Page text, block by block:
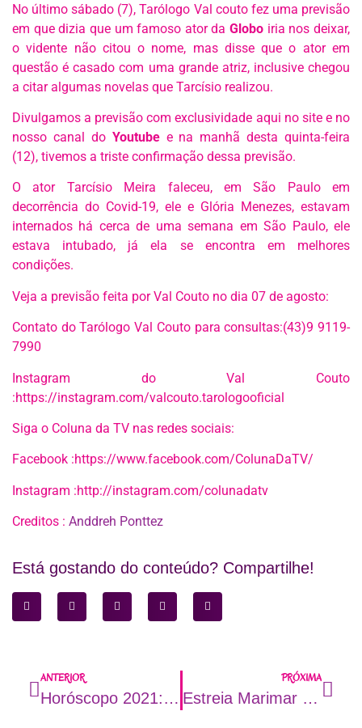
No último sábado (7), Tarólogo Val couto fez uma previsão
em que dizia que um famoso ator daGlobo iria nos deixar,
o vidente não citou o nome, mas disse que o ator em
questão é casado com uma grande atriz, inclusive chegou
a citar algumas novelas que Tarcísio realizou.
Divulgamos a previsão com exclusividade aqui no site e no
nosso canal do Youtubee na manhã desta quinta-feira
(12), tivemos a triste confirmação dessa previsão.
O ator Tarcísio Meira faleceu, em São Paulo em
decorrência do Covid-19, ele e Glória Menezes, estavam
internados há cerca de uma semana em São Paulo, ele
estava intubado, já ela se encontra em melhores
condições.
Veja a previsão feita por Val Couto no dia 07 de agosto:
Contato do Tarólogo Val Couto para consultas:(43)9 9119-
7990
Instagram do Val Couto
:https://instagram.com/valcouto.tarologooficial
Siga o Coluna da TV nas redes sociais:
Facebook :https://www.facebook.com/ColunaDaTV/
Instagram :http://instagram.com/colunadatv
Creditos : Anddreh Ponttez
Está gostando do conteúdo? Compartilhe!
ANTERIOR
Horóscopo 2021: confira a previsão de hoje (13/08) com o Tarólogo Val Couto
PRÓXIMA
Estreia Marimar no Globoplay dia (23/08)